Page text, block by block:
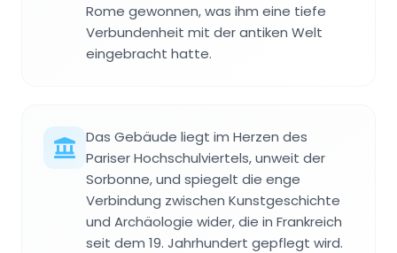
Rome gewonnen, was ihm eine tiefe
Verbundenheit mit der antiken Welt
eingebracht hatte.
Das Gebäude liegt im Herzen des
Pariser Hochschulviertels, unweit der
Sorbonne, und spiegelt die enge
Verbindung zwischen Kunstgeschichte
und Archäologie wider, die in Frankreich
seit dem 19. Jahrhundert gepflegt wird.